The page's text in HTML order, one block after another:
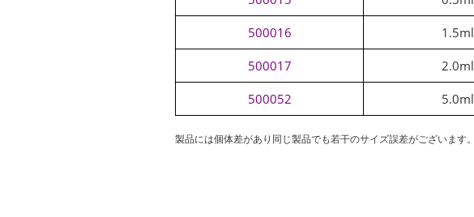
500016 1.5ml
500017 2.0ml
500052 5.0ml
製品には個体差があり同じ製品でも若干のサイズ誤差がございます。